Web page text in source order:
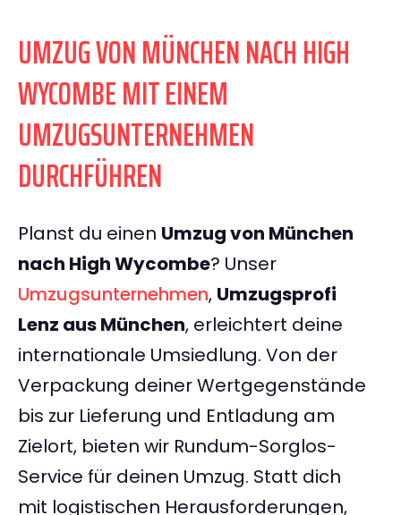
UMZUG VON MÜNCHEN NACH HIGH
WYCOMBE MIT EINEM
UMZUGSUNTERNEHMEN
DURCHFÜHREN
Planst du einen Umzug von München
nach High Wycombe? Unser
Umzugsunternehmen, Umzugsprofi
Lenz aus München, erleichtert deine
internationale Umsiedlung. Von der
Verpackung deiner Wertgegenstände
bis zur Lieferung und Entladung am
Zielort, bieten wir Rundum-Sorglos-
Service für deinen Umzug. Statt dich
mit logistischen Herausforderungen,